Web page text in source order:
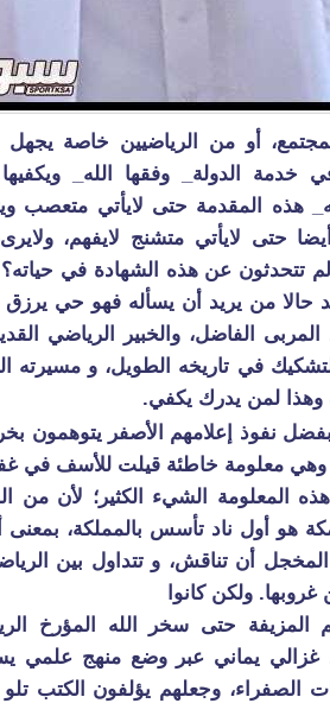
أو من الرياضيين خاصة يجهل
خدمة الدولة_ وفقها الله_
هذه المقدمة حتى لايأتي متعصب
حتى لايأتي متشنج لايفهم،
تتحدثون عن هذه الشهادة في حياته؟
حالا من يريد أن يسأله فهو حي يرزق
المربى الفاضل، والخبير الرياضي
في تاريخه الطويل، و مسيرته
وهذا لمن يدرك يكفي.
نفوذ إعلامهم الأصفر يتوهمون
وهي معلومة خاطئة قيلت للأسف في
المعلومة الشيء الكثير؛ لأن من
هو أول ناد تأسس بالمملكة،
أن تناقش، و تتداول بين
ولكن كانوا
المزيفة حتى سخر الله المؤرخ
يماني عبر وضع منهج علمي
الصفراء، وجعلهم يؤلفون الكتب